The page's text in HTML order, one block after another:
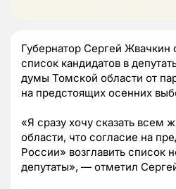
Губернатор Сергей Жвачкин
список кандидатов в
думы Томской области от
на предстоящих осенних
«Я сразу хочу сказать всем
области, что согласие на
России» возглавить список
депутаты», — отметил